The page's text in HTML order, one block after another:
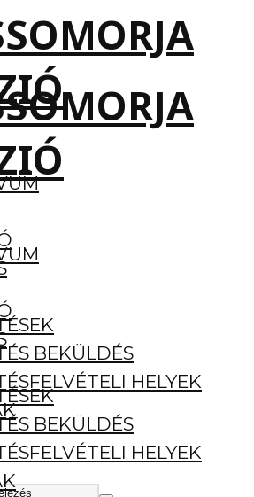
BEKÜLDÉS
HELYEK
BEKÜLDÉS
HELYEK